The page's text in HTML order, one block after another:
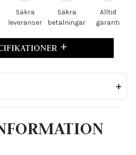
Säkra
leveranser
Säkra
betalningar
Alltid
garanti
felaktig skötsel eller ovarsam
även att gälla om klockan har